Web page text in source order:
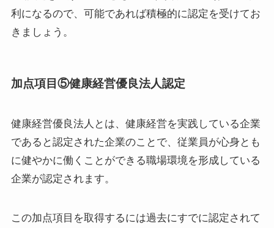
利になるので、可能であれば積極的に認定を受けてお
きましょう。
加点項目⑤健康経営優良法人認定
健康経営優良法人とは、健康経営を実践している企業
であると認定された企業のことで、従業員が心身とも
に健やかに働くことができる職場環境を形成している
企業が認定されます。
この加点項目を取得するには過去にすでに認定されて